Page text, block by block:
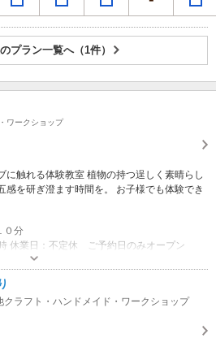
プラン一覧へ（1件）
ワークショップ
に触れる体験教室 植物の持つ逞しく素晴らし
感を研ぎ澄ます時間を。 お子様でも体験でき
０分
休業日：不定休 ご予約日のみオープン
専用駐車場有
クラフト・ハンドメイド・ワークショップ